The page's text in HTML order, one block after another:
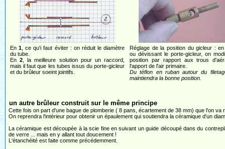
En1 , ce qu'i faut éviter : on réduit le diamètre
du tube.
En2 , la meilleure solution pour un raccord,
mais il faut que les tubes issus du porte-gicleur
et du brûleur soeint jointifs.
Réglage de la position du gicleur :
ou dévissant le porte-gicleur, on
position par rapport aux trous
l'apport de l'air primaire.
Du téflon en ruban autour du
maintiendra la bonne position.
un autre brûleur construit sur le même principe
Cette fois on part d'une bague de plomberie ( 8 pans, écartement de 38 mm) que l'on
On reprendra l'intérieur pour obtenir un épaulement qui soutiendra la céramique d'un
La céramique est découpée à la scie fine en suivant un guide découpé dans du
de verre ... mais en y allant tout doucement !
L'étanchéité est faite comme précédemment.